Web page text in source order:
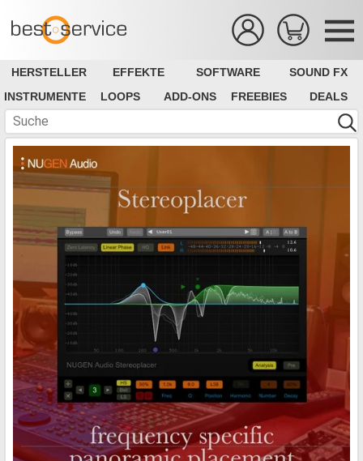
HERSTELLER EFFEKTE SOFTWARE
SOUND FX
INSTRUMENTE
LOOPS ADD-ONS FREEBIES DEALS